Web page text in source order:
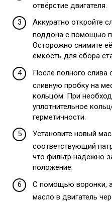
отвёрстие двигателя.
Аккуратно откройте
поддона с помощью
Осторожно снимите
емкость для сбора
После полного слива
сливную пробку на
кольцом. При
уплотнительное
герметичности.
Установите новый
соответствующий
что фильтр надёжно
положение.
С помощью воронки,
масло в двигатель